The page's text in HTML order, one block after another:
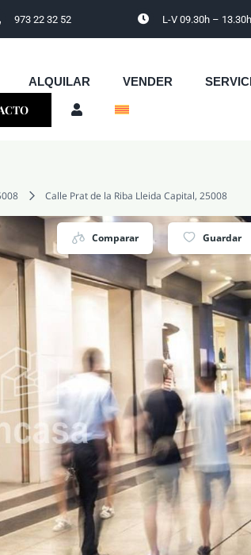
973 22 32 52 L-V 09.30h –
ALQUILAR VENDER
Calle Prat de la Riba Lleida Capital, 25008
Comparar Guardar